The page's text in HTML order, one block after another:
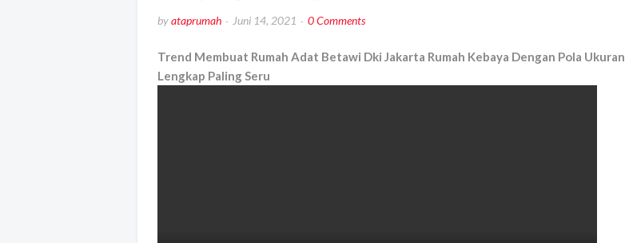
byataprumah Juni 14, 2021 0 Comments
Trend Membuat Rumah Adat Betawi Dki Jakarta Rumah Kebaya Dengan Pola Ukuran
Lengkap Paling Seru